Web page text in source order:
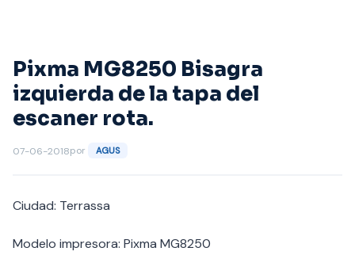
Pixma MG8250 Bisagra
izquierda de la tapa del
escaner rota.
07-06-2018por AGUS
Ciudad: Terrassa
Modelo impresora: Pixma MG8250